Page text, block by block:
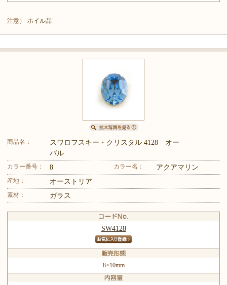
注意） ホイル品
商品名：
スワロフスキー・クリスタル 4128 オー
バル
カラー番号： 8 カラー名： アクアマリン
産地： オーストリア
素材： ガラス
SW4128
8×10mm